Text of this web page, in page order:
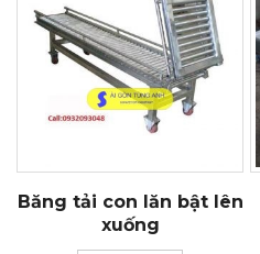
Băng tải con lăn bật lên
xuống